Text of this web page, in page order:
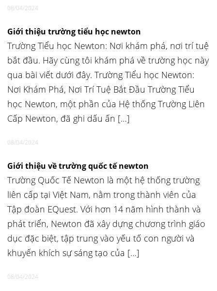
08/04/2024
Giới thiệu trường tiểu học newton
Trường Tiểu học Newton: Nơi khám phá, nơi trí tuệ
bắt đầu. Hãy cùng tôi khám phá về trường học này
qua bài viết dưới đây. Trường Tiểu học Newton:
Nơi Khám Phá, Nơi Trí Tuệ Bắt Đầu Trường Tiểu
học Newton, một phần của Hệ thống Trường Liên
Cấp Newton, đã ghi dấu ấn […]
08/04/2024
Giới thiệu về trường quốc tế newton
Trường Quốc Tế Newton là một hệ thống trường
liên cấp tại Việt Nam, nằm trong thành viên của
Tập đoàn EQuest. Với hơn 14 năm hình thành và
phát triển, Newton đã xây dựng chương trình giáo
dục đặc biệt, tập trung vào yếu tố con người và
khuyến khích sự sáng tạo của […]
08/04/2024